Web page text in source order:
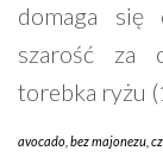
domaga się
szarość za
torebka ryżu
avocado bez majonezu